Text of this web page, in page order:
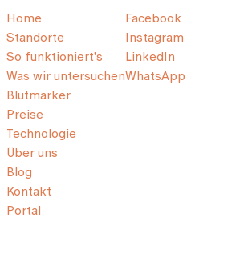
Home
Standorte
So funktioniert's
Was wir untersuchen
Blutmarker
Preise
Technologie
Über uns
Blog
Kontakt
Portal
Facebook
Instagram
LinkedIn
WhatsApp